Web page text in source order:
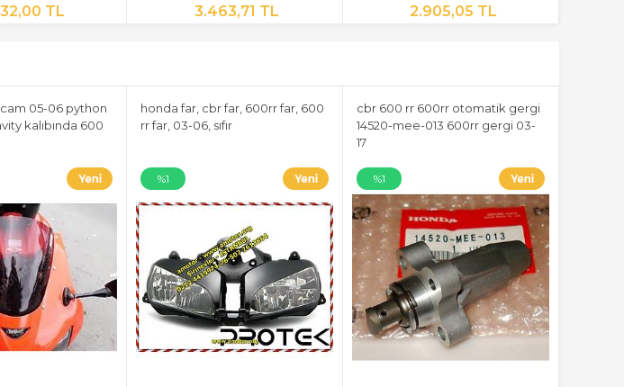
TL 3.463,71 TL 2.905,05 TL
05-06 python
kalıbında 600
honda far, cbr far, 600rr far, 600
rr far, 03-06, sıfır
%1
cbr 600 rr 600rr otomatik gergi
14520-mee-013 600rr gergi 03-
17
%1